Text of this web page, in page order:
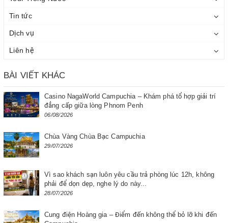
Tin tức
Dịch vụ
Liên hệ
BÀI VIẾT KHÁC
Casino NagaWorld Campuchia – Khám phá tổ hợp giải trí
đẳng cấp giữa lòng Phnom Penh
06/08/2026
Chùa Vàng Chùa Bạc Campuchia
29/07/2026
Vì sao khách sạn luôn yêu cầu trả phòng lúc 12h, không
phải để dọn dẹp, nghe lý do này...
28/07/2026
Cung điện Hoàng gia – Điểm đến không thể bỏ lỡ khi đến